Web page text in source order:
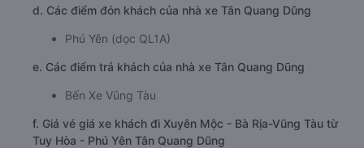
d. Các điểm đón khách của nhà xe Tân Quang Dũng
Phú Yên (dọc QL1A)
e. Các điểm trả khách của nhà xe Tân Quang Dũng
Bến Xe Vũng Tàu
f. Giá vé giá xe khách đi Xuyên Mộc - Bà Rịa-Vũng Tàu từ
Tuy Hòa - Phú Yên Tân Quang Dũng